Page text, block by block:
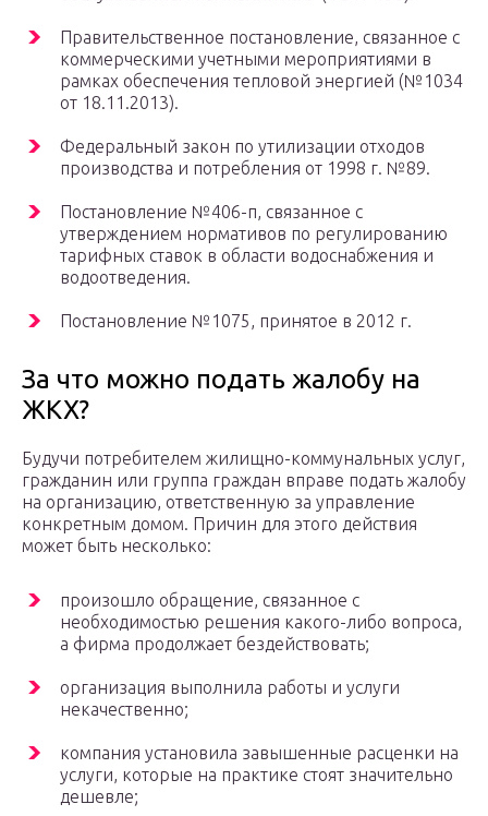
Правительственное постановление, связанное с
коммерческими учетными мероприятиями в
рамках обеспечения тепловой энергией (№1034
от 18.11.2013).
Федеральный закон по утилизации отходов
производства и потребления от 1998 г. №89.
Постановление №406-п, связанное с
утверждением нормативов по регулированию
тарифных ставок в области водоснабжения и
водоотведения.
Постановление №1075, принятое в 2012 г.
За что можно подать жалобу на
ЖКХ?
Будучи потребителем жилищно-коммунальных услуг,
гражданин или группа граждан вправе подать жалобу
на организацию, ответственную за управление
конкретным домом. Причин для этого действия
может быть несколько:
произошло обращение, связанное с
необходимостью решения какого-либо вопроса,
а фирма продолжает бездействовать;
организация выполнила работы и услуги
некачественно;
компания установила завышенные расценки на
услуги, которые на практике стоят значительно
дешевле;